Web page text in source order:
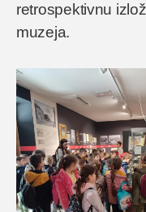
retrospektivnu
muzeja.